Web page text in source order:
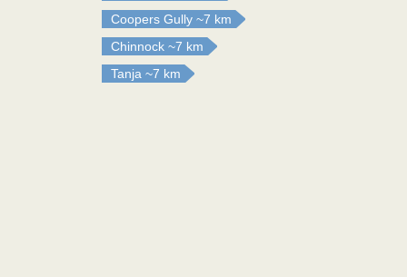
Coopers Gully ~7 km
Chinnock ~7 km
Tanja ~7 km